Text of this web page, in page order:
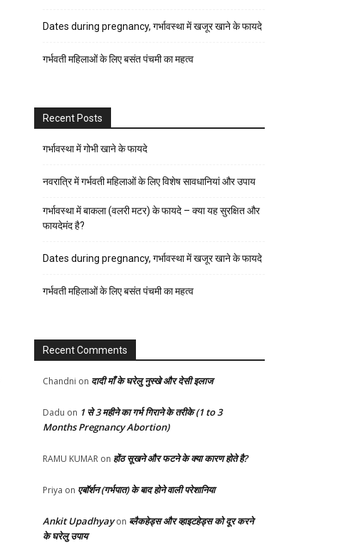
Dates during pregnancy, गर्भावस्था में खजूर खाने के फायदे
गर्भवती महिलाओं के लिए बसंत पंचमी का महत्व
Recent Posts
गर्भावस्था में गोभी खाने के फायदे
नवरात्रि में गर्भवती महिलाओं के लिए विशेष सावधानियां और उपाय
गर्भावस्था में बाकला (वलरी मटर) के फायदे – क्या यह सुरक्षित और
फायदेमंद है?
Dates during pregnancy, गर्भावस्था में खजूर खाने के फायदे
गर्भवती महिलाओं के लिए बसंत पंचमी का महत्व
Recent Comments
Chandni on दादी माँ के घरेलु नुस्खे और देसी इलाज
Dadu on 1 से 3 महीने का गर्भ गिराने के तरीके (1 to 3
Months Pregnancy Abortion)
RAMU KUMAR on होंठ सूखने और फटने के क्या कारण होते है?
Priya on एबॉर्शन (गर्भपात) के बाद होने वाली परेशानिया
Ankit Upadhyayon ब्लैकहेड्स और व्हाइटहेड्स को दूर करने
के घरेलु उपाय